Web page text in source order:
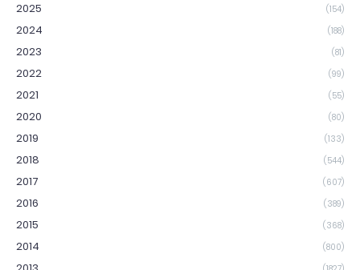
2025 (154)
2024 (188)
2023 (81)
2022 (99)
2021 (55)
2020 (80)
2019 (133)
2018 (544)
2017 (607)
2016 (389)
2015 (368)
2014 (800)